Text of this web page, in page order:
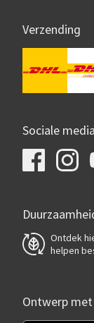
Verzending
Sociale media
Ontdek
helpen
Ontwerp